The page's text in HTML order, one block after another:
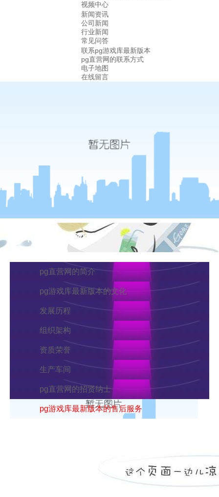
视频中心
新闻资讯
公司新闻
行业新闻
常见问答
联系pg游戏库最新版本
pg直营网的联系方式
电子地图
在线留言
关于pg游戏库最新版本
pg直营网的简介
pg游戏库最新版本的文化
发展历程
组织架构
资质荣誉
生产车间
pg直营网的招贤纳士
pg游戏库最新版本的售后服务